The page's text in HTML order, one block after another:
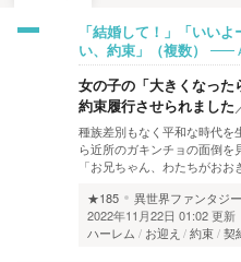
「結婚して！」「いい
い、約束」（複数）
女の子の「大きくなった
約束履行させられました
種族差別もなく平和な時代を
ら近所のガキンチョの面倒
「お兄ちゃん、わたちがお
★185
異世界ファンタジー
2022年11月22日 01:02 更新
ハーレム
お迎え 約束 契